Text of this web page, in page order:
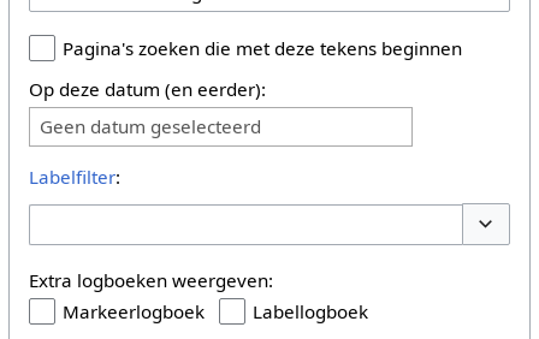
Pagina's zoeken die met deze tekens beginnen
Op deze datum (en eerder):
Geen datum geselecteerd
Labelfilter:
Extra logboeken weergeven:
Markeerlogboek
Labellogboek